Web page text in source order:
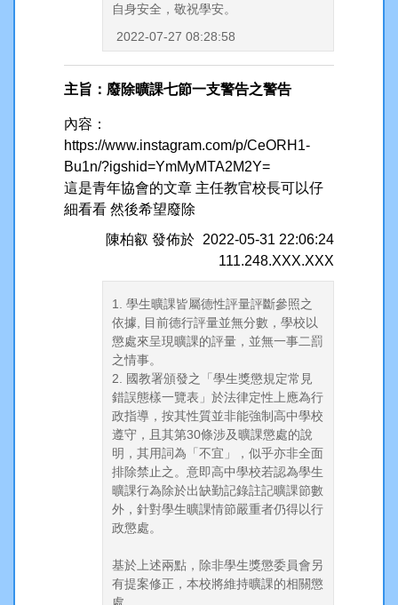
自身安全，敬祝學安。
2022-07-27 08:28:58
主旨：廢除曠課七節一支警告之警告
內容：
https://www.instagram.com/p/CeORH1-
Bu1n/?igshid=YmMyMTA2M2Y=
這是青年協會的文章 主任教官校長可以仔
細看看 然後希望廢除
陳柏叡 發佈於 2022-05-31 22:06:24
111.248.XXX.XXX
1. 學生曠課皆屬德性評量評斷參照之
依據, 目前德行評量並無分數，學校以
懲處來呈現曠課的評量，並無一事二罰
之情事。
2. 國教署頒發之「學生獎懲規定常見
錯誤態樣一覽表」於法律定性上應為行
政指導，按其性質並非能強制高中學校
遵守，且其第30條涉及曠課懲處的說
明，其用詞為「不宜」，似乎亦非全面
排除禁止之。意即高中學校若認為學生
曠課行為除於出缺勤記錄註記曠課節數
外，針對學生曠課情節嚴重者仍得以行
政懲處。
基於上述兩點，除非學生獎懲委員會另
有提案修正，本校將維持曠課的相關懲
處。